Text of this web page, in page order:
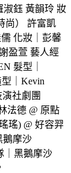
鈺 黃韻玲 妝
尚） 許富凱
化妝｜彭馨
盈萱 藝人經
髮型｜
｜Kevin
社劇團
法德 @ 原點
瑤) @ 好容羿
鵝摩沙
｜黑鵝摩沙